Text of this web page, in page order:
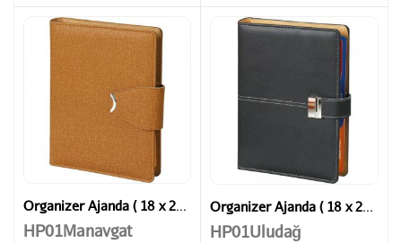
Organizer Ajanda ( 18 x 23 cm )
HP01Manavgat
Organizer Ajanda ( 18 x 23 cm )
HP01Uludağ